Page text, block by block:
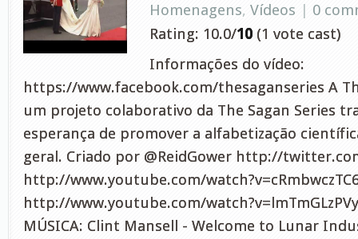
Homenagens, Vídeos | 0
Rating: 10.0/10 (1 vote cast)
Informações do vídeo:
https://www.facebook.com/thesaganseries A
um projeto colaborativo da The Sagan Series
esperança de promover a alfabetização
geral. Criado por @ReidGower http://
http://www.youtube.com/
http://www.youtube.com/
MÚSICA: Clint Mansell - Welcome to Lunar